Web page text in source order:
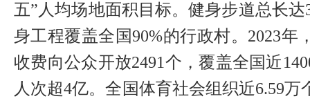
五”人均场地面积目标。健身步道总长
身工程覆盖全国90%的行政村。2023年
收费向公众开放2491个，覆盖全国近
人次超4亿。全国体育社会组织近6.59